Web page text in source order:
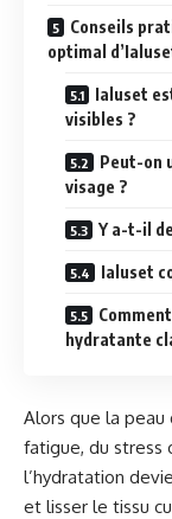
Conseils
optimal
Ialuset
visibles ?
Peut-on
visage ?
Y a-t-il
Ialuset
hydratante
Alors que la
fatigue, du stress
l’hydratation
et lisser le tissu